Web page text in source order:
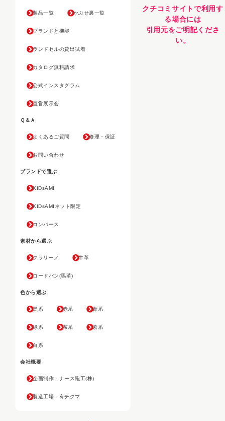
製品一覧 かぶせ裏一覧
ブランドと機能
ランドセルの貸出試着
カタログ無料請求
公式インスタグラム
直営展示会
Ｑ＆Ａ
よくあるご質問 修理・保証
お問い合わせ
ブランドで選ぶ
KIDsAMI
KIDsAMIネット限定
コンバース
素材から選ぶ
クラリーノ 牛革
コードバン(馬革)
色から選ぶ
黒系 赤系 青系
緑系 茶系 紫系
白系
会社概要
企画制作 - ナース鞄工(株)
製造工場 - 有チクマ
クチコミサイトで利用す
る場合には
引用元をご明記くださ
い。